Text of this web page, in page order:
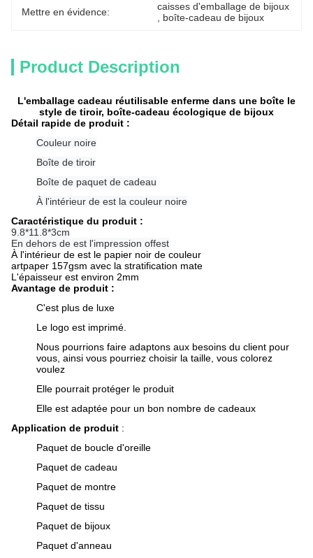
Mettre en évidence:
caisses d'emballage de bijoux
boîte-cadeau de bijoux
Product Description
L'emballage cadeau réutilisable enferme dans une boîte le
style de tiroir, boîte-cadeau écologique de bijoux
Détail rapide de produit :
Couleur noire
Boîte de tiroir
Boîte de paquet de cadeau
À l'intérieur de est la couleur noire
Caractéristique du produit :
9.8*11.8*3cm
En dehors de est l'impression offest
À l'intérieur de est le papier noir de couleur
artpaper 157gsm avec la stratification mate
L'épaisseur est environ 2mm
Avantage de produit :
C'est plus de luxe
Le logo est imprimé.
Nous pourrions faire adaptons aux besoins du client pour
vous, ainsi vous pourriez choisir la taille, vous colorez
voulez
Elle pourrait protéger le produit
Elle est adaptée pour un bon nombre de cadeaux
Application de produit :
Paquet de boucle d'oreille
Paquet de cadeau
Paquet de montre
Paquet de tissu
Paquet de bijoux
Paquet d'anneau